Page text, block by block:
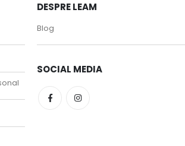
DESPRE LEAM
Blog
SOCIAL MEDIA